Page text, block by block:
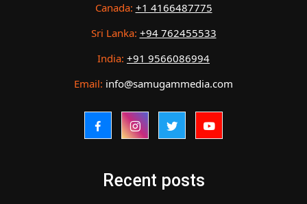
Canada: +1 4166487775
Sri Lanka: +94 762455533
India: +91 9566086994
Email: info@samugammedia.com
Recent posts